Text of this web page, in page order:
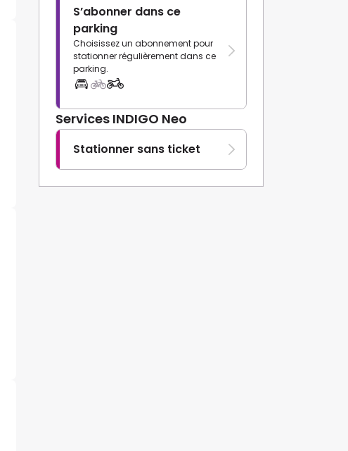
S’abonner dans ce
parking
Choisissez un abonnement pour
stationner régulièrement dans ce
parking.
Services INDIGO Neo
Stationner sans ticket